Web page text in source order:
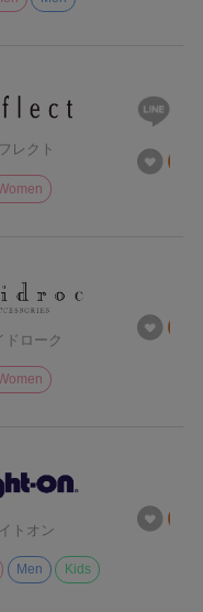
レクト
ドローク
トオン
Men Kids